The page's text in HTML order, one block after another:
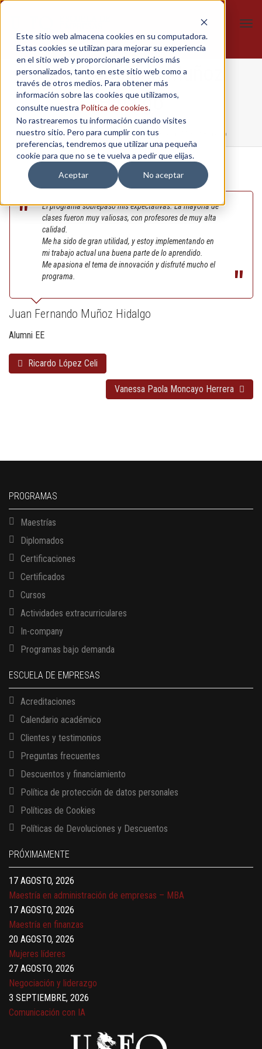
Este sitio web almacena cookies en su computadora.
Estas cookies se utilizan para mejorar su experiencia
en el sitio web y proporcionarle servicios más
personalizados, tanto en este sitio web como a
través de otros medios. Para obtener más
información sobre las cookies que utilizamos,
consulte nuestra Política de cookies.
No rastrearemos tu información cuando visites
nuestro sitio. Pero para cumplir con tus
preferencias, tendremos que utilizar una pequeña
cookie para que no se te vuelva a pedir que elijas.
Aceptar
No aceptar
Juan Fernando Muñoz
Hidalgo
Home / Innovación Empresarial / Juan Fernando Muñoz Hidalgo
El programa sobrepasó mis expectativas. La mayoría de
clases fueron muy valiosas, con profesores de muy alta
calidad.
Me ha sido de gran utilidad, y estoy implementando en
mi trabajo actual una buena parte de lo aprendido.
Me apasiona el tema de innovación y disfruté mucho el
programa.
Juan Fernando Muñoz Hidalgo
Alumni EE
Ricardo López Celi
Vanessa Paola Moncayo Herrera
PROGRAMAS
Maestrías
Diplomados
Certificaciones
Certificados
Cursos
Actividades extracurriculares
In-company
Programas bajo demanda
ESCUELA DE EMPRESAS
Acreditaciones
Calendario académico
Clientes y testimonios
Preguntas frecuentes
Descuentos y financiamiento
Política de protección de datos personales
Políticas de Cookies
Políticas de Devoluciones y Descuentos
PRÓXIMAMENTE
13 AGOSTO, 2026
17 AGOSTO, 2026
Gerencia de empresas familiares
17 AGOSTO, 2026
Maestría en administración de empresas – MBA
17 AGOSTO, 2026
Maestría en finanzas
20 AGOSTO, 2026
Mujeres líderes
27 AGOSTO, 2026
Negociación y liderazgo
3 SEPTIEMBRE, 2026
Comunicación con IA
Gobernanza de datos